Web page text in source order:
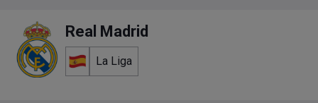
Real Madrid
La Liga